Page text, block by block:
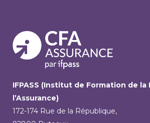
IFPASS (Institut de Formation de la
l’Assurance)
172-174 Rue de la République,